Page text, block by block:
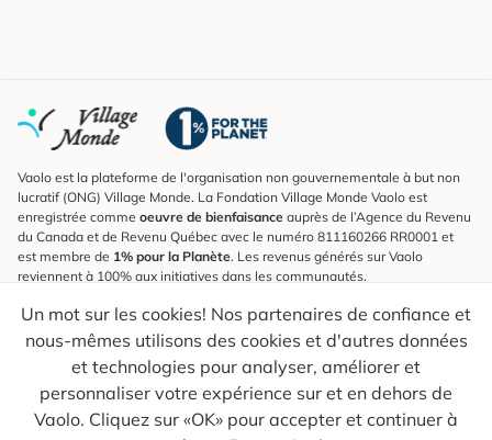
Un mot sur les cookies! Nos partenaires de confiance et
nous-mêmes utilisons des cookies et d'autres données
et technologies pour analyser, améliorer et
personnaliser votre expérience sur et en dehors de
Vaolo. Cliquez sur «OK» pour accepter et continuer à
Vaolo est la plateforme de l'organisation non gouvernementale à but non
lucratif (ONG) Village Monde. La Fondation Village Monde Vaolo est
enregistrée comme oeuvre de bienfaisance auprès de l’Agence du Revenu
du Canada et de Revenu Québec avec le numéro 811160266 RR0001 et
est membre de 1% pour la Planète. Les revenus générés sur Vaolo
reviennent à 100% aux initiatives dans les communautés.
S'inscrire à l'infolettre
Pour connaître les nouveautés, suivre nos explorateurs et recevoir des
astuces pour des voyages plus conscients.
Ton courriel Envoyer